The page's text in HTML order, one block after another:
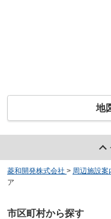
地
菱和開発株式会社 > 周辺施設案
ア
市区町村から探す